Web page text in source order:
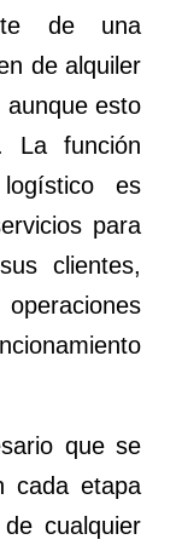
de una
de alquiler
esto
La función
es
para
clientes,
que se
cada etapa
cualquier